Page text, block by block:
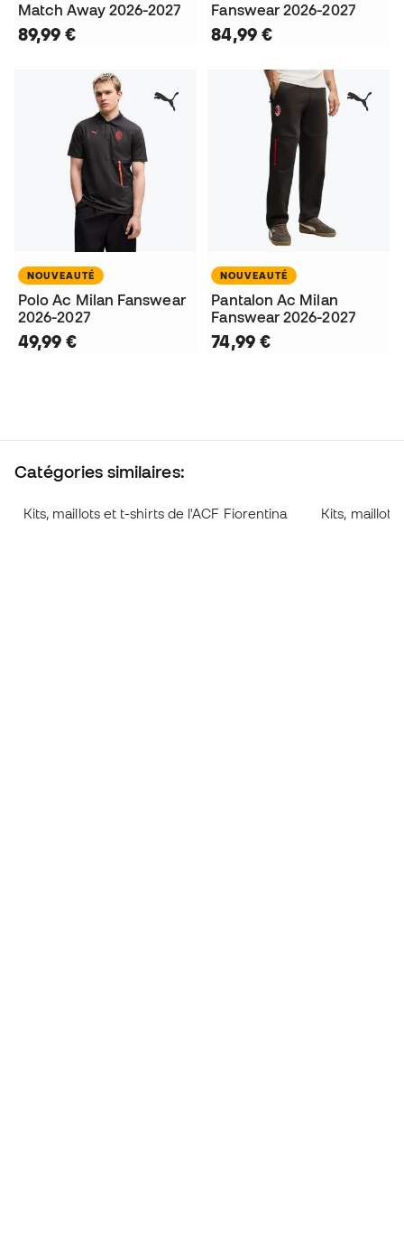
Match Away 2026-2027
89,99 €
Fanswear 2026-2027
84,99 €
NOUVEAUTÉ
Polo Ac Milan Fanswear
2026-2027
49,99 €
NOUVEAUTÉ
Pantalon Ac Milan
Fanswear 2026-2027
74,99 €
Catégories similaires:
Kits, maillots et t-shirts de l'ACF Fiorentina Kits, maillots